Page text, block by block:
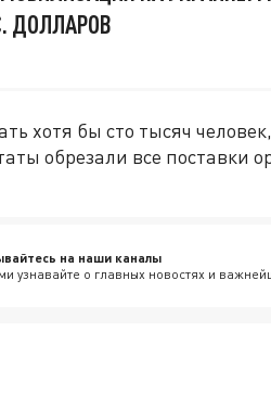
ДОЛЛАРОВ
хотя бы сто тысяч
обрезали все поставки
на наши каналы
узнавайте о главных новостях и